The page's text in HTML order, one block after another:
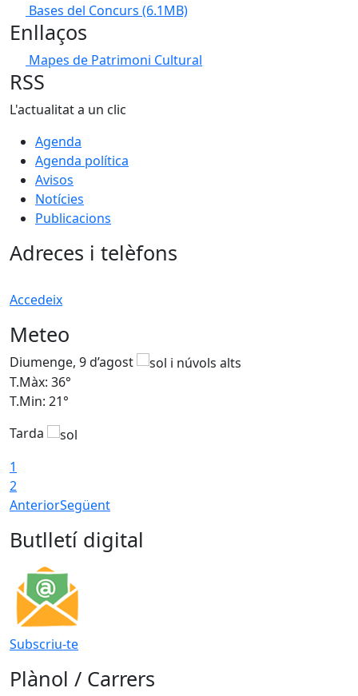
Bases del Concurs (6.1MB)
Enllaços
Mapes de Patrimoni Cultural
RSS
L'actualitat a un clic
Agenda
Agenda política
Avisos
Notícies
Publicacions
Adreces i telèfons
Accedeix
Meteo
Diumenge, 9 d’agost
T.Màx: 36°
T.Min: 21°
Tarda
1
2
AnteriorSegüent
Butlletí digital
Subscriu-te
Plànol / Carrers